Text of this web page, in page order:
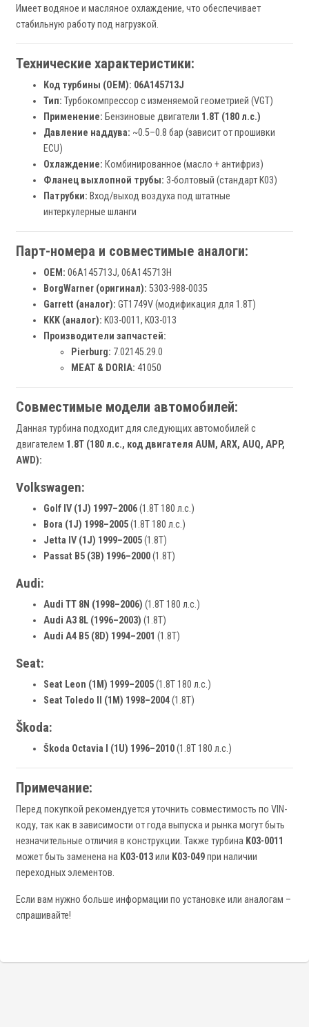
Имеет водяное и масляное охлаждение, что обеспечивает
стабильную работу под нагрузкой.
Технические характеристики:
Код турбины (OEM): 06A145713J
Тип: Турбокомпрессор с изменяемой геометрией (VGT)
Применение: Бензиновые двигатели 1.8T (180 л.с.)
Давление наддува: ~0.5–0.8 бар (зависит от прошивки
ECU)
Охлаждение: Комбинированное (масло + антифриз)
Фланец выхлопной трубы: 3-болтовый (стандарт K03)
Патрубки: Вход/выход воздуха под штатные
интеркулерные шланги
Парт-номера и совместимые аналоги:
OEM: 06A145713J, 06A145713H
BorgWarner (оригинал): 5303-988-0035
Garrett (аналог): GT1749V (модификация для 1.8T)
KKK (аналог): K03-0011, K03-013
Производители запчастей:
Pierburg: 7.02145.29.0
MEAT & DORIA: 41050
Совместимые модели автомобилей:
Данная турбина подходит для следующих автомобилей с
двигателем 1.8T (180 л.с., код двигателя AUM, ARX, AUQ, APP,
AWD):
Volkswagen:
Golf IV (1J) 1997–2006(1.8T 180 л.с.)
Bora (1J) 1998–2005(1.8T 180 л.с.)
Jetta IV (1J) 1999–2005(1.8T)
Passat B5 (3B) 1996–2000(1.8T)
Audi:
Audi TT 8N (1998–2006) (1.8T 180 л.с.)
Audi A3 8L (1996–2003) (1.8T)
Audi A4 B5 (8D) 1994–2001 (1.8T)
Seat:
Seat Leon (1M) 1999–2005(1.8T 180 л.с.)
Seat Toledo II (1M) 1998–2004(1.8T)
Škoda:
Škoda Octavia I (1U) 1996–2010(1.8T 180 л.с.)
Примечание:
Перед покупкой рекомендуется уточнить совместимость по VIN-
коду, так как в зависимости от года выпуска и рынка могут быть
незначительные отличия в конструкции. Также турбина K03-0011
может быть заменена на K03-013или K03-049при наличии
переходных элементов.
Если вам нужно больше информации по установке или аналогам –
спрашивайте!